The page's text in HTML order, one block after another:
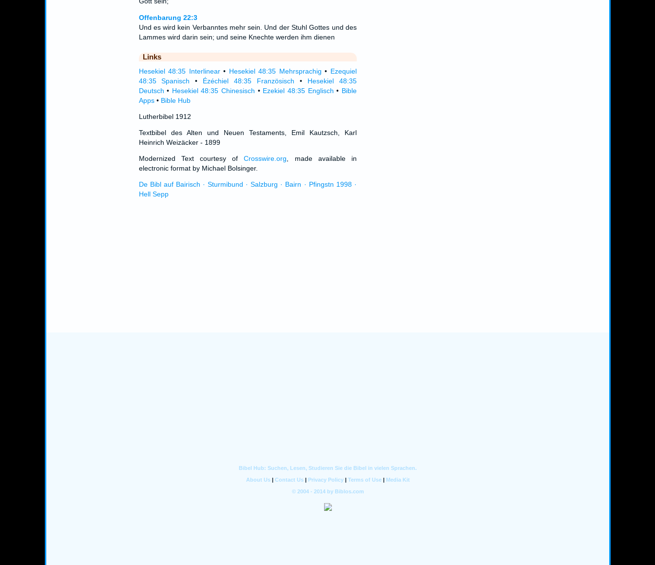
Offenbarung 22:3
Und es wird kein Verbanntes mehr sein. Und der Stuhl Gottes und des
Lammes wird darin sein; und seine Knechte werden ihm dienen
Links
Hesekiel 48:35 Interlinear• Hesekiel 48:35 Mehrsprachig • Ezequiel
48:35 Spanisch • Ézéchiel 48:35 Französisch • Hesekiel 48:35
Deutsch • Hesekiel 48:35 Chinesisch • Ezekiel 48:35 Englisch • Bible
Apps• Bible Hub
Lutherbibel 1912
Textbibel des Alten und Neuen Testaments, Emil Kautzsch, Karl
Heinrich Weizäcker - 1899
Modernized Text courtesy ofCrosswire.org , made available in
electronic format by Michael Bolsinger.
De Bibl auf Bairisch · Sturmibund · Salzburg · Bairn · Pfingstn 1998 ·
Hell Sepp